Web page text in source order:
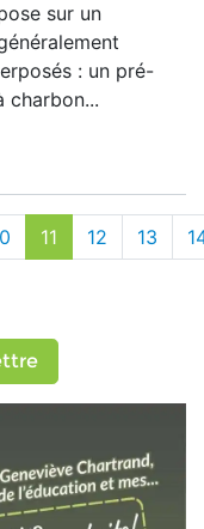
sur un
: un pré-
charbon...
11 12 13